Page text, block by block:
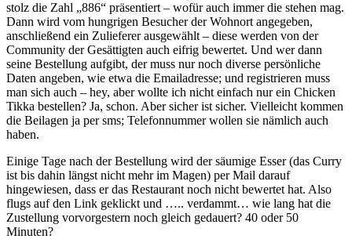
stolz die Zahl „886“ präsentiert – wofür auch immer die stehen mag.
Dann wird vom hungrigen Besucher der Wohnort angegeben,
anschließend ein Zulieferer ausgewählt – diese werden von der
Community der Gesättigten auch eifrig bewertet. Und wer dann
seine Bestellung aufgibt, der muss nur noch diverse persönliche
Daten angeben, wie etwa die Emailadresse; und registrieren muss
man sich auch – hey, aber wollte ich nicht einfach nur ein Chicken
Tikka bestellen? Ja, schon. Aber sicher ist sicher. Vielleicht kommen
die Beilagen ja per sms; Telefonnummer wollen sie nämlich auch
haben.
Einige Tage nach der Bestellung wird der säumige Esser (das Curry
ist bis dahin längst nicht mehr im Magen) per Mail darauf
hingewiesen, dass er das Restaurant noch nicht bewertet hat. Also
flugs auf den Link geklickt und ….. verdammt… wie lang hat die
Zustellung vorvorgestern noch gleich gedauert? 40 oder 50
Minuten?